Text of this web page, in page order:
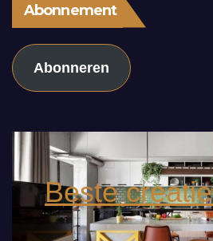
Abonnement
Abonneren
Beste